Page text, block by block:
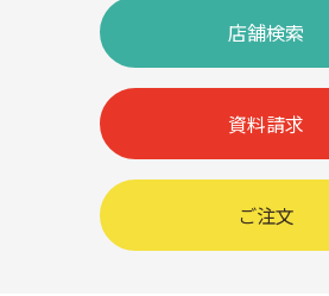
店舗検索
資料請求
ご注文